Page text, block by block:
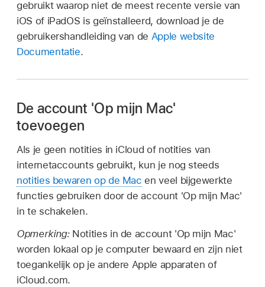
gebruikt waarop niet de meest recente versie van
iOS of iPadOS is geïnstalleerd, download je de
gebruikershandleiding van de Apple website
Documentatie.
De account 'Op mijn Mac'
toevoegen
Als je geen notities in iCloud of notities van
internetaccounts gebruikt, kun je nog steeds
notities bewaren op de Mac en veel bijgewerkte
functies gebruiken door de account 'Op mijn Mac'
in te schakelen.
Opmerking: Notities in de account 'Op mijn Mac'
worden lokaal op je computer bewaard en zijn niet
toegankelijk op je andere Apple apparaten of
iCloud.com.